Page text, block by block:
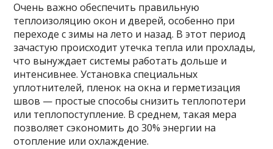
Очень важно обеспечить правильную
теплоизоляцию окон и дверей, особенно при
переходе с зимы на лето и назад. В этот период
зачастую происходит утечка тепла или прохлады,
что вынуждает системы работать дольше и
интенсивнее. Установка специальных
уплотнителей, пленок на окна и герметизация
швов — простые способы снизить теплопотери
или теплопоступление. В среднем, такая мера
позволяет сэкономить до 30% энергии на
отопление или охлаждение.